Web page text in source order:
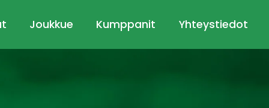
Joukkue Kumppanit Yhteystiedot